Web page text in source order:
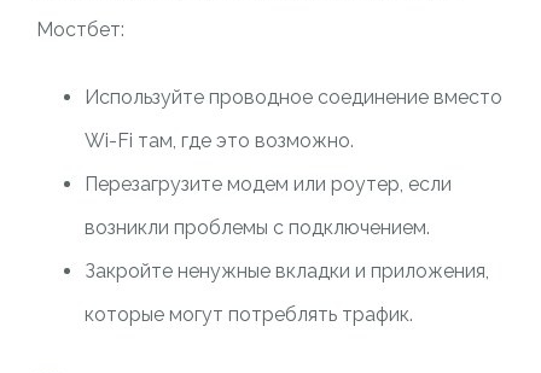
Мостбет:
Используйте проводное соединение вместо
Wi-Fi там, где это возможно.
Перезагрузите модем или роутер, если
возникли проблемы с подключением.
Закройте ненужные вкладки и приложения,
которые могут потреблять трафик.